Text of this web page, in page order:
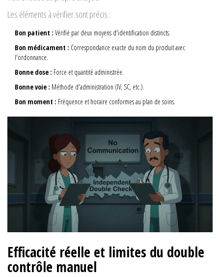
Les éléments à vérifier sont précis :
Bon patient : Vérifié par deux moyens d'identification distincts.
Bon médicament : Correspondance exacte du nom du produit avec
l'ordonnance.
Bonne dose : Force et quantité administrée.
Bonne voie : Méthode d'administration (IV, SC, etc.).
Bon moment : Fréquence et horaire conformes au plan de soins.
Efficacité réelle et limites du double
contrôle manuel